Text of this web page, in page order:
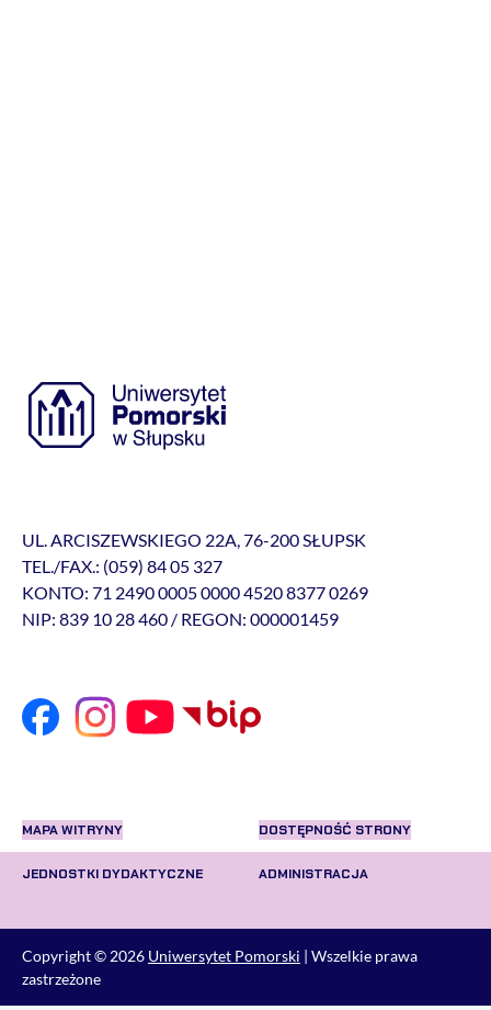
UL. ARCISZEWSKIEGO 22A, 76-200 SŁUPSK
TEL./FAX.: (059) 84 05 327
KONTO: 71 2490 0005 0000 4520 8377 0269
NIP: 839 10 28 460 / REGON: 000001459
MAPA WITRYNY DOSTĘPNOŚĆ STRONY
JEDNOSTKI DYDAKTYCZNE ADMINISTRACJA
Copyright © 2026 Uniwersytet Pomorski | Wszelkie prawa
zastrzeżone